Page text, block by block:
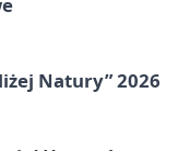
Natury” 2026